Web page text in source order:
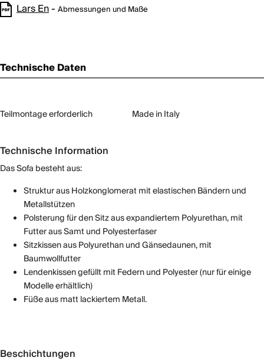
Lars En- Abmessungen und Maße
Technische Daten
Teilmontage erforderlich Made in Italy
Technische Information
Das Sofa besteht aus:
Struktur aus Holzkonglomerat mit elastischen Bändern und
Metallstützen
Polsterung für den Sitz aus expandiertem Polyurethan, mit
Futter aus Samt und Polyesterfaser
Sitzkissen aus Polyurethan und Gänsedaunen, mit
Baumwollfutter
Lendenkissen gefüllt mit Federn und Polyester (nur für einige
Modelle erhältlich)
Füße aus matt lackiertem Metall.
Beschichtungen